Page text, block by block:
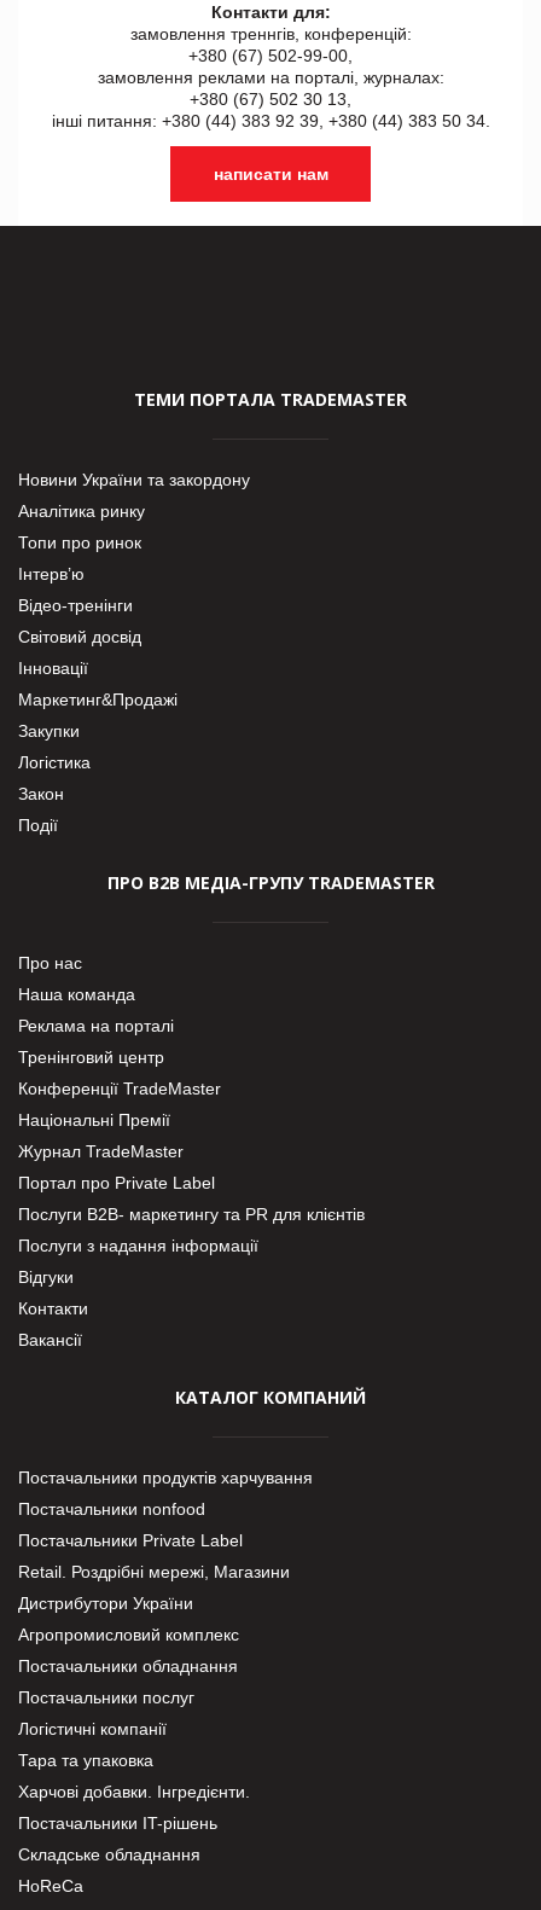
Контакти для:
замовлення треннгів, конференцій:
+380 (67) 502-99-00,
замовлення реклами на порталі, журналах:
+380 (67) 502 30 13,
інші питання: +380 (44) 383 92 39, +380 (44) 383 50 34.
написати нам
ТЕМИ ПОРТАЛА TRADEMASTER
Новини України та закордону
Аналітика ринку
Топи про ринок
Інтерв’ю
Відео-тренінги
Світовий досвід
Інновації
Маркетинг&Продажі
Закупки
Логістика
Закон
Події
ПРО В2В МЕДІА-ГРУПУ TRADEMASTER
Про нас
Наша команда
Реклама на порталі
Тренінговий центр
Конференції TradeMaster
Національні Премії
Журнал TradeMaster
Портал про Private Label
Послуги В2В- маркетингу та PR для клієнтів
Послуги з надання інформації
Відгуки
Контакти
Вакансії
КАТАЛОГ КОМПАНИЙ
Постачальники продуктів харчування
Постачальники nonfood
Постачальники Private Label
Retail. Роздрібні мережі, Магазини
Дистрибутори України
Агропромисловий комплекс
Постачальники обладнання
Постачальники послуг
Логістичні компанії
Тара та упаковка
Харчові добавки. Інгредієнти.
Постачальники IT-рішень
Складське обладнання
HoReCa